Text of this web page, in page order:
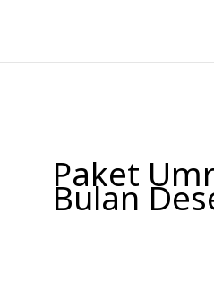
konten
Paket
Bulan